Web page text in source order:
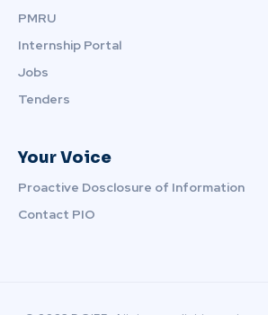
PMRU
Internship Portal
Jobs
Tenders
Your Voice
Proactive Dosclosure of Information
Contact PIO